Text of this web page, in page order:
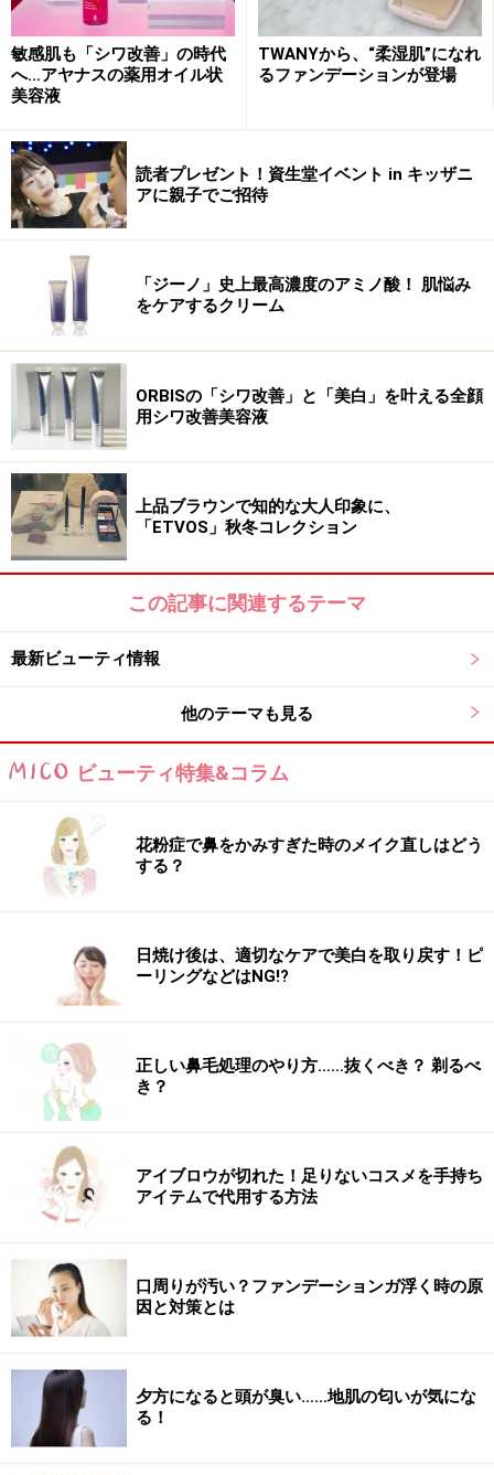
その結果から、美容成分の通り道を広げる、濃密美容成
分をダイレクトに届ける、髪内部にとどめて密封、とい
まずは、キューティクルをゆるめて美容成分の通り道を
広げる「デュアルアミノ酸」と、トリートメント効果の
高い美容成分をたっぷり配合。さらに、美容成分を髪内
部に密封させる「持続型ヒアルロン酸」の配合により、
うるおいを長時間持続することができます。
使用方法は、シャンプー・コンディショナー後の水気を
切った髪になじませたら、よくすすぐというシンプルな
使い方。高いトリートメント効果があるので、週1～2回
の使用でOKとのこと。
発売は9月中旬の予定ですが、8月にはLINEやTwitterの
TSUBAKI公式アカウントが開設されるとのこと。キャン
TSUBAKI プレミアムリペアマスク〈ヘアパック〉180g
オープン価格
2017年9月中旬発売
■お問い合わせ
資生堂
※記事内容は執筆時点のものです。最新の内容をご確認くださ
※個人の体質、また、誤った方法による実践に起因して肌荒れや
不調を引き起こす場合があります。実践の際には、必ず自身の体
質及び健康状態を十分に考慮し、正しい方法で行ってください。
また、全ての方への有効性を保証するものではありません。
敏感肌も「シワ改善」の時代
へ…アヤナスの薬用オイル状
美容液
TWANYから、“柔湿肌”になれ
るファンデーションが登場
読者プレゼント！資生堂イベント in キッザニ
アに親子でご招待
「ジーノ」史上最高濃度のアミノ酸！ 肌悩み
をケアするクリーム
ORBISの「シワ改善」と「美白」を叶える全顔
用シワ改善美容液
上品ブラウンで知的な大人印象に、
「ETVOS」秋冬コレクション
この記事に関連するテーマ
最新ビューティ情報
他のテーマも見る
ビューティ特集&コラム
花粉症で鼻をかみすぎた時のメイク直しはどう
する？
日焼け後は、適切なケアで美白を取り戻す！ピ
ーリングなどはNG!?
正しい鼻毛処理のやり方……抜くべき？ 剃るべ
き？
アイブロウが切れた！足りないコスメを手持ち
アイテムで代用する方法
口周りが汚い？ファンデーションガ浮く時の原
因と対策とは
夕方になると頭が臭い……地肌の匂いが気にな
る！